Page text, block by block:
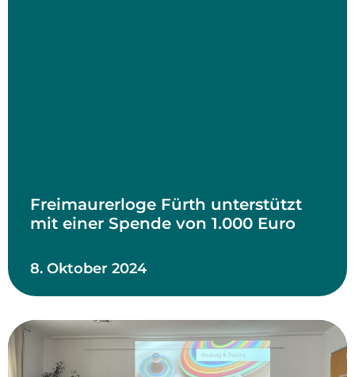
Freimaurerloge Fürth unterstützt
mit einer Spende von 1.000 Euro
8. Oktober 2024